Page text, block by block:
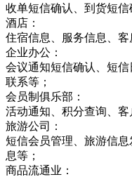
收单短信确认、到货短信
酒店：
住宿信息、服务信息、客
企业办公：
会议通知短信确认、短
联系等；
会员制俱乐部：
活动通知、积分查询、客
旅游公司：
短信会员管理、旅游信
息等；
商品流通业：